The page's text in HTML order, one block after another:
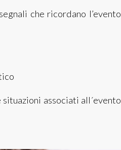
che ricordano l’evento
associati all´evento